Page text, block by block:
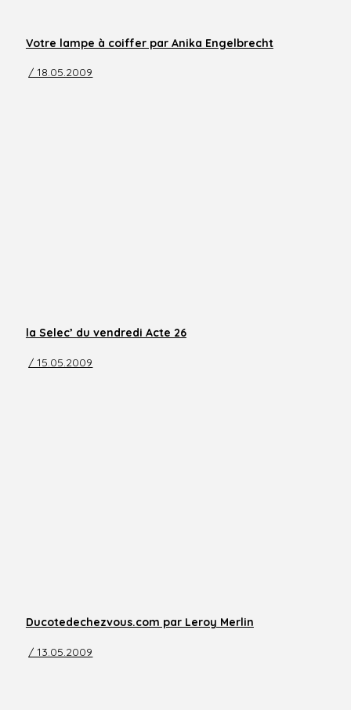
Votre lampe à coiffer par Anika Engelbrecht
/ 18.05.2009
la Selec’ du vendredi Acte 26
/ 15.05.2009
Ducotedechezvous.com par Leroy Merlin
/ 13.05.2009